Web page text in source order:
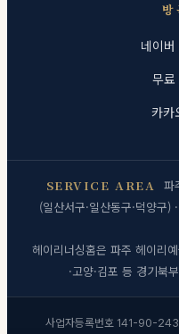
방
네이버
무료
카카
SERVICE AREA 파
(일산서구·일산동구·덕양구)
헤이리너싱홈은 파주 헤이리
·고양·김포 등 경기북
사업자등록번호 141-90-